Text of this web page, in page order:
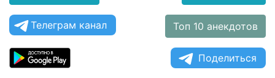
Телеграм канал Топ 10 анекдотов
Поделиться